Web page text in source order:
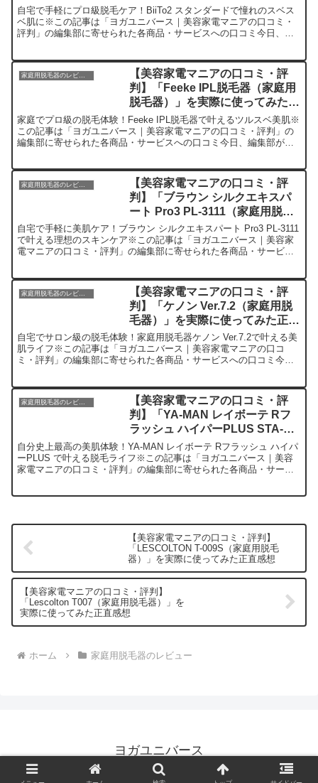
た正直感想
自宅で手軽にプロ級脱毛ケア！BiiTo2 スタンダードで憧れのスベス
ベ肌に※この記事は「ヨガユニバース｜美容家電マニアの口コミ・
評判」の編集部に寄せられた各商品・サービスへの口コミ今日、編
家庭用脱毛器のレビュー
【美容家電マニアの口コミ・評
判】「Feeke IPL脱毛器（家庭用
脱毛器）」を実際に使ってみた正
直感想
家庭でプロ級の脱毛体験！Feeke IPL脱毛器で叶えるツルスベ美肌※
この記事は「ヨガユニバース｜美容家電マニアの口コミ・評判」の
編集部に寄せられた各商品・サービスへの口コミ今日、編集部が紹
【美容家電マニアの口コミ・評
判】「ブラウン シルクエキスパ
ート Pro3 PL-3111（家庭用脱毛
器）」を実際に使ってみた正直感
想
自宅で手軽に美肌ケア！ブラウン シルクエキスパート Pro3 PL-3111
で叶える理想のスキンケア※この記事は「ヨガユニバース｜美容家
電マニアの口コミ・評判」の編集部に寄せられた各商品・サービス
家庭用脱毛器のレビュー
【美容家電マニアの口コミ・評
判】「ケノン Ver.7.2（家庭用脱
毛器）」を実際に使ってみた正直
感想
自宅でサロン級の脱毛体験！家庭用脱毛器ケノン Ver.7.2で叶える美
肌ライフ※この記事は「ヨガユニバース｜美容家電マニアの口コ
ミ・評判」の編集部に寄せられた各商品・サービスへの口コミ今
家庭用脱毛器のレビュー
【美容家電マニアの口コミ・評
判】「YA-MAN レイボーテ Rフ
ラッシュ ハイパーPLUS STA-
210P（家庭用脱毛器）」を実際
に使ってみた正直感想
自分史上最高の美肌体験！YA-MAN レイボーテ Rフラッシュ ハイパ
ーPLUS で叶える脱毛ライフ※この記事は「ヨガユニバース｜美容
家電マニアの口コミ・評判」の編集部に寄せられた各商品・サービ
【美容家電マニアの口コミ・評判】
「LESCOLTON T-009S（家庭用脱毛
器）」を実際に使ってみた正直感想
【美容家電マニアの口コミ・評判】
「Lescolton T007（家庭用脱毛器）」を
実際に使ってみた正直感想
ホーム 家庭用脱毛器のレビュー
ヨガユニバース
© 2023 ヨガユニバース.